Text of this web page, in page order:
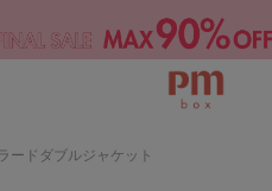
ードダブルジャケット